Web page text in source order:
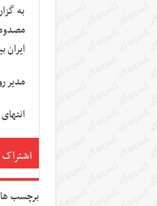
به
ایران
مدیر
برچسب ها